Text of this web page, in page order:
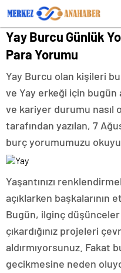
Yay Burcu Günlük
Para Yorumu
Yay Burcu olan kişileri
ve Yay erkeği için bugün
ve kariyer durumu nasıl
tarafından yazılan, 7
burç yorumumuzu
Yaşantınızı
açıklarken başkalarının
Bugün, ilginç
çıkardığınız projeleri
aldırmıyorsunuz. Fakat
gecikmesine neden